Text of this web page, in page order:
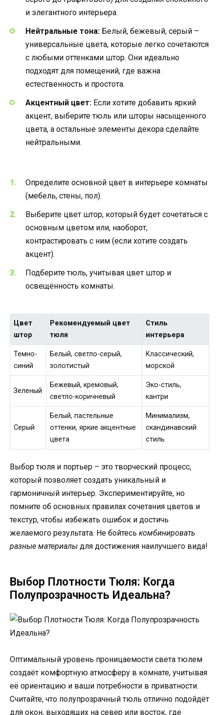
и элегантного интерьера.
Нейтральные тона: Белый, бежевый, серый –
универсальные цвета, которые легко сочетаются
с любыми оттенками штор. Они идеально
подходят для помещений, где важна
естественность и простота.
Акцентный цвет: Если хотите добавить яркий
акцент, выберите тюль или шторы насыщенного
цвета, а остальные элементы декора сделайте
нейтральными.
Определите основной цвет в интерьере комнаты
(мебель, стены, пол).
Выберите цвет штор, который будет сочетаться с
основным цветом или, наоборот,
контрастировать с ним (если хотите создать
акцент).
Подберите тюль, учитывая цвет штор и
освещённость комнаты.
Цвет
штор
Рекомендуемый цвет
тюля
Стиль
интерьера
Темно-
синий
Белый, светло-серый,
золотистый
Классический,
морской
Зеленый
Бежевый, кремовый,
светло-коричневый
Эко-стиль,
кантри
Серый
Белый, пастельные
оттенки, яркие акцентные
цвета
Минимализм,
скандинавский
стиль
Выбор тюля и портьер – это творческий процесс,
который позволяет создать уникальный и
гармоничный интерьер. Экспериментируйте, но
помните об основных правилах сочетания цветов и
текстур, чтобы избежать ошибок и достичь
желаемого результата. Не бойтесь комбинировать
разные материалы для достижения наилучшего вида!
Выбор Плотности Тюля: Когда
Полупрозрачность Идеальна?
Оптимальный уровень проницаемости света тюлем
создаёт комфортную атмосферу в комнате, учитывая
её ориентацию и ваши потребности в приватности.
Считайте, что полупрозрачный тюль отлично подойдёт
для окон, выходящих на север или восток, где